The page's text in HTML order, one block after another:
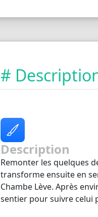
#
Description
Remonter les quelques
transforme ensuite en
Chambe Lève. Après
sentier pour suivre celui